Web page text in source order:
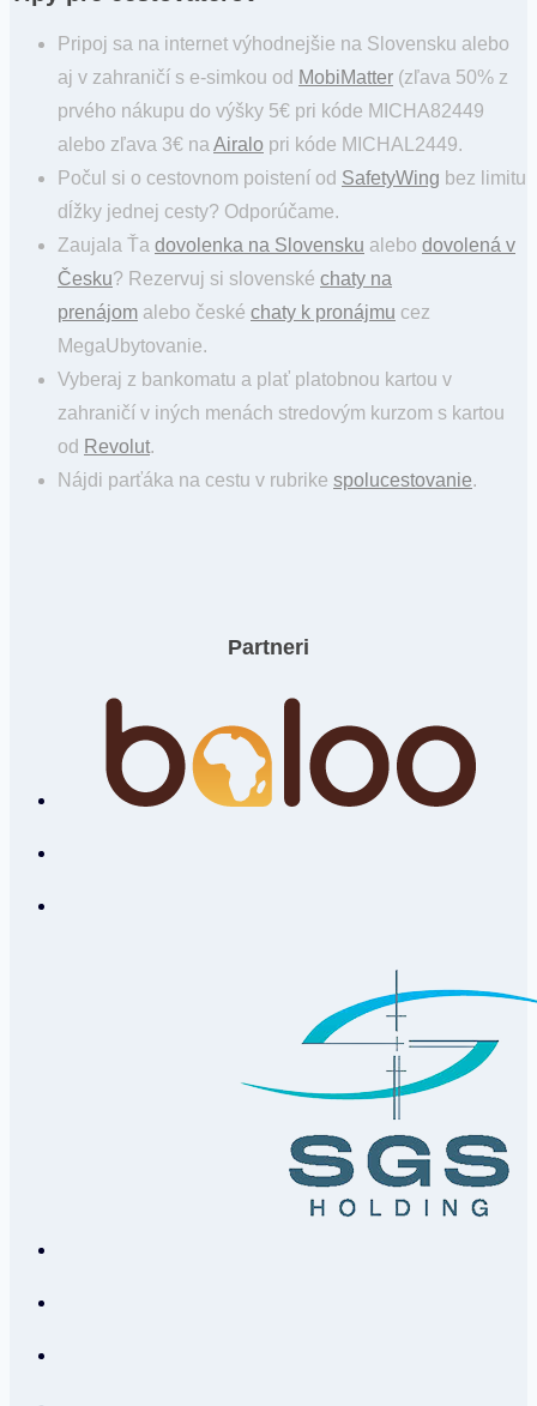
Pripoj sa na internet výhodnejšie na Slovensku alebo
aj v zahraničí s e-simkou od MobiMatter (zľava 50% z
prvého nákupu do výšky 5€ pri kóde MICHA82449
alebo zľava 3€ naAiralo pri kóde MICHAL2449.
Počul si o cestovnom poistení od SafetyWing bez limitu
dĺžky jednej cesty? Odporúčame.
Zaujala Ťa dovolenka na Slovensku alebo dovolená v
Česku? Rezervuj si slovenské chaty na
prenájom alebo české chaty k pronájmu cez
MegaUbytovanie.
Vyberaj z bankomatu a plať platobnou kartou v
zahraničí v iných menách stredovým kurzom s kartou
od Revolut.
Nájdi parťáka na cestu v rubrike spolucestovanie.
Partneri